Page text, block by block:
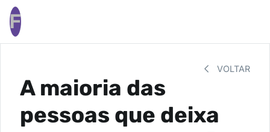
F
VOLTAR
A maioria das
pessoas que deixa